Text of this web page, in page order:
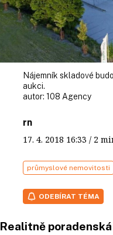
Nájemník skladové
aukci.
autor: 108 Agency
rn
17. 4. 2018 16:33 / 2
průmyslové nemovitosti
ODEBÍRAT TÉMA
Realitně